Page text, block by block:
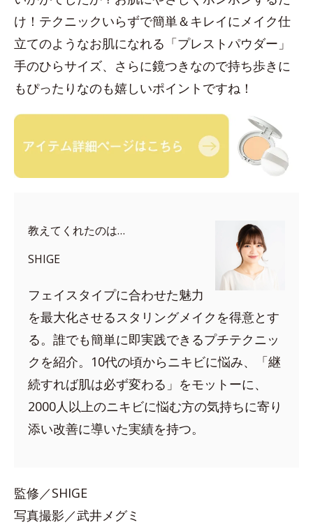
け！テクニックいらずで簡単＆キレイにメイク仕
立てのようなお肌になれる「プレストパウダー」
手のひらサイズ、さらに鏡つきなので持ち歩きに
もぴったりなのも嬉しいポイントですね！
教えてくれたのは…
SHIGE
フェイスタイプに合わせた魅力
を最大化させるスタリングメイクを得意とす
る。誰でも簡単に即実践できるプチテクニッ
クを紹介。10代の頃からニキビに悩み、「継
続すれば肌は必ず変わる」をモットーに、
2000人以上のニキビに悩む方の気持ちに寄り
添い改善に導いた実績を持つ。
監修／SHIGE
写真撮影／武井メグミ